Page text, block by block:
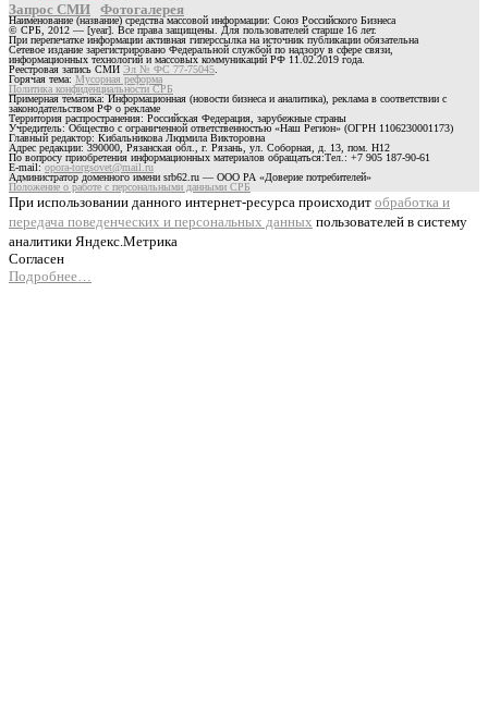
Запрос СМИ Фотогалерея
Наименование (название) средства массовой информации: Союз Российского Бизнеса
© СРБ, 2012 — [year]. Все права защищены. Для пользователей старше 16 лет.
При перепечатке информации активная гиперссылка на источник публикации обязательна
Сетевое издание зарегистрировано Федеральной службой по надзору в сфере связи,
информационных технологий и массовых коммуникаций РФ 11.02.2019 года.
Реестровая запись СМИ Эл № ФС 77-75045
Горячая тема: Мусорная реформа
Политика конфиденциальности СРБ
Примерная тематика: Информационная (новости бизнеса и аналитика), реклама в соответствии с
законодательством РФ о рекламе
Территория распространения: Российская Федерация, зарубежные страны
Учредитель: Общество с ограниченной ответственностью «Наш Регион» (ОГРН 1106230001173)
Главный редактор: Кибальникова Людмила Викторовна
Адрес редакции: 390000, Рязанская обл., г. Рязань, ул. Соборная, д. 13, пом. Н12
По вопросу приобретения информационных материалов обращаться:Тел.: +7 905 187-90-61
E-mail:opora-torgsovet@mail.ru
Администратор доменного имени srb62.ru — ООО РА «Доверие потребителей»
Положение о работе с персональными данными СРБ
При использовании данного интернет-ресурса происходит обработка и
передача поведенческих и персональных данных пользователей в систему
аналитики Яндекс.Метрика
Согласен
Подробнее…